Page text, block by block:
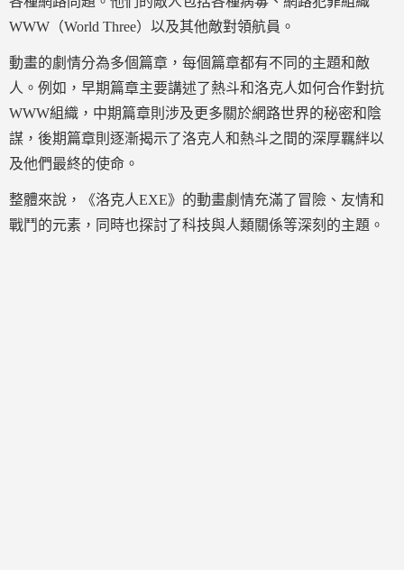
WWW（World Three）以及其他敵對領航員。
動畫的劇情分為多個篇章，每個篇章都有不同的主題和敵
人。例如，早期篇章主要講述了熱斗和洛克人如何合作對抗
WWW組織，中期篇章則涉及更多關於網路世界的秘密和陰
謀，後期篇章則逐漸揭示了洛克人和熱斗之間的深厚羈絆以
及他們最終的使命。
整體來說，《洛克人EXE》的動畫劇情充滿了冒險、友情和
戰鬥的元素，同時也探討了科技與人類關係等深刻的主題。